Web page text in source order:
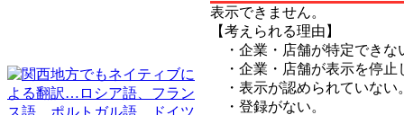
表示できません。
【考えられる理由】
・企業・店舗が特定できな
・企業・店舗が表示を停止
・表示が認められていない
・登録がない。